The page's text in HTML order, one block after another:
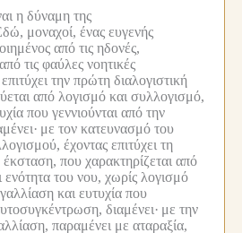
η δύναμη της
μοναχοί, ένας ευγενής
από τις ηδονές,
τις φαύλες νοητικές
την πρώτη διαλογιστική
από λογισμό και συλλογισμό,
που γεννιούνται από την
με τον κατευνασμό του
έχοντας επιτύχει τη
έκσταση, που χαρακτηρίζεται από
ενότητα του νου, χωρίς λογισμό
και ευτυχία που
διαμένει· με την
παραμένει με αταραξία,